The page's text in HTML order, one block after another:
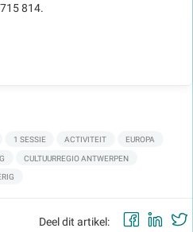
814.
1 SESSIE ACTIVITEIT EUROPA
CULTUURREGIO ANTWERPEN
Deel dit artikel: